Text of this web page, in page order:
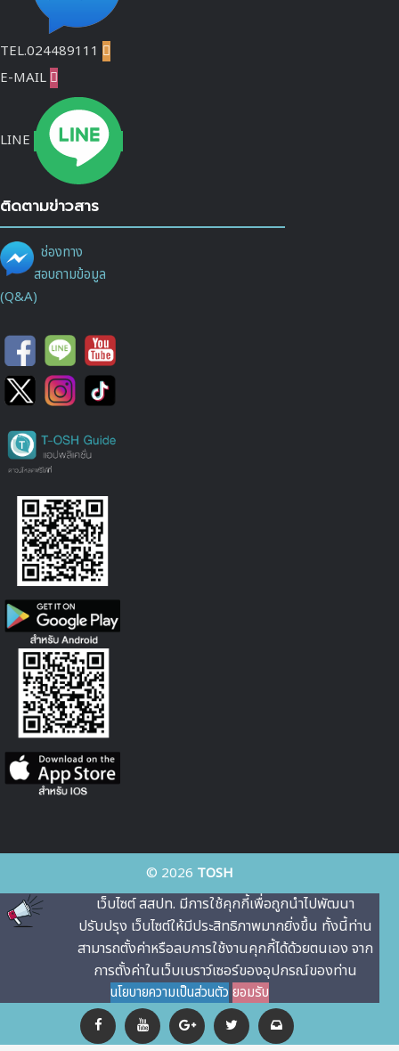
TEL.024489111 
E-MAIL 
LINE
ติดตามข่าวสาร
ช่องทาง
สอบถามข้อมูล
(Q&A)
© 2026 TOSH
เว็บไซต์ สสปท. มีการใช้คุกกี้เพื่อถูกนําไปพัฒนา
ปรับปรุง เว็บไซต์ให้มีประสิทธิภาพมากยิ่งขึ้น ทั้งนี้ท่าน
สามารถตั้งค่าหรือลบการใช้งานคุกกี้ได้ด้วยตนเอง จาก
การตั้งค่าในเว็บเบราว์เซอร์ของอุปกรณ์ของท่าน
นโยบายความเป็นส่วนตัว ยอมรับ